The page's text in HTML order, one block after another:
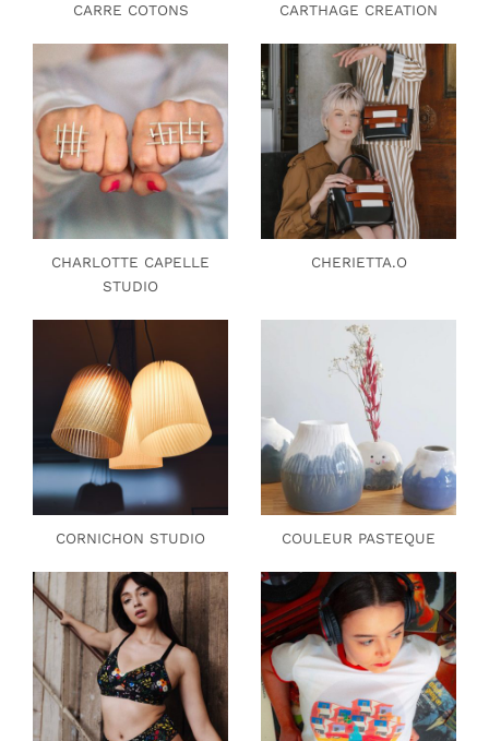
CARRE COTONS CARTHAGE CREATION
CHARLOTTE CAPELLE
STUDIO
CHERIETTA.O
CORNICHON STUDIO COULEUR PASTEQUE